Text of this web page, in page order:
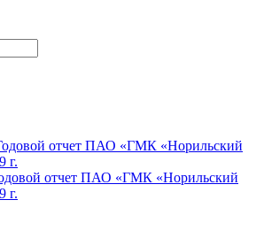
отчет ПАО «ГМК «Норильский
г.
отчет ПАО «ГМК «Норильский
г.